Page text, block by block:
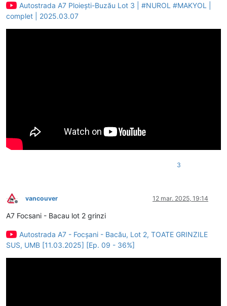
Autostrada A7 Ploiești-Buzău Lot 3 | #NUROL #MAKYOL |
complet | 2025.03.07
3
Deconectat
vancouver 12 mar. 2025, 19:14
A7 Focsani - Bacau lot 2 grinzi
Autostrada A7 - Focșani - Bacău, Lot 2, TOATE GRINZILE
SUS, UMB [11.03.2025] [Ep. 09 - 36%]